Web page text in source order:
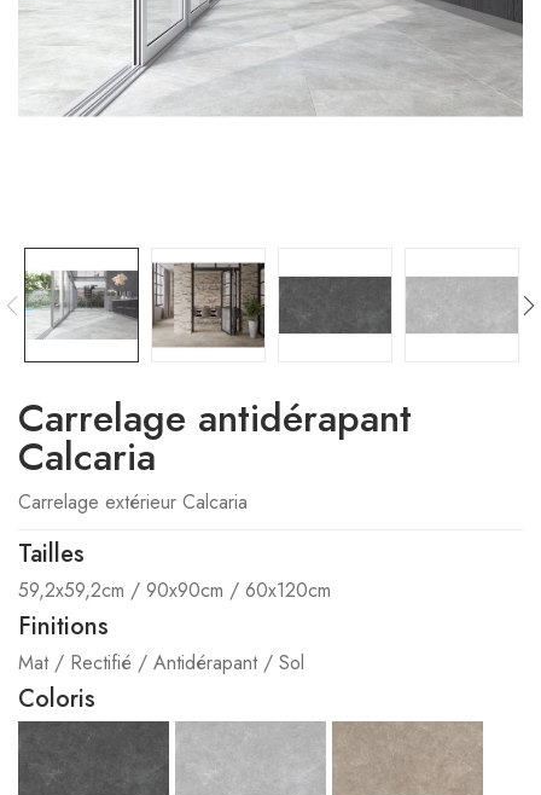
Carrelage antidérapant
Calcaria
Carrelage extérieur Calcaria
Tailles
59,2x59,2cm / 90x90cm / 60x120cm
Finitions
Mat / Rectifié / Antidérapant / Sol
Coloris